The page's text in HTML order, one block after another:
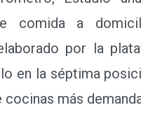
comida a
por la
en la séptima
cocinas más